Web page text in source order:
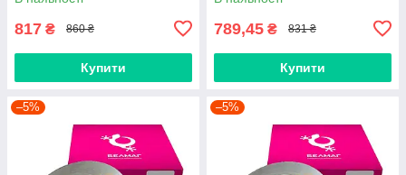
817 ₴ 860 ₴
Купити
789,45 ₴ 831 ₴
Купити
–5% –5%